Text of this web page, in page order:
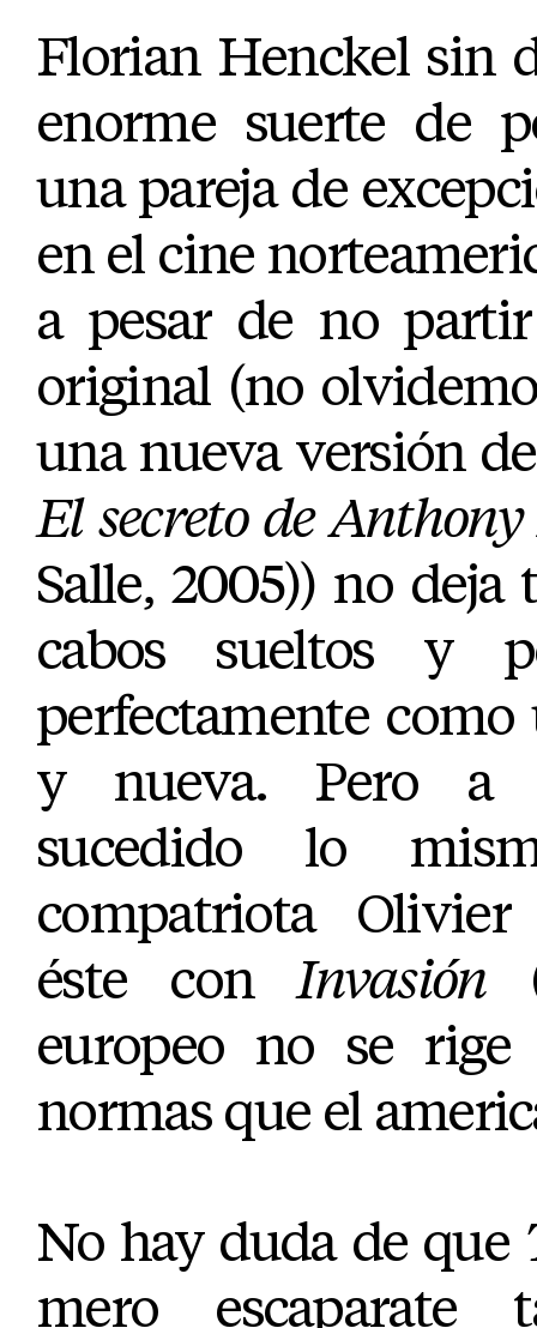
Florian Henckel sin
enorme suerte de
una pareja de
en el cine
a pesar de no
original (no
una nueva versión
El secreto de
Salle, 2005)) no deja
cabos sueltos y
perfectamente como
y nueva. Pero a
sucedido lo
compatriota
éste conInvasión
europeo no se
normas que el
No hay duda de que
mero escaparate